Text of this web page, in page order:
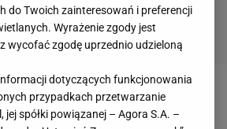
do Twoich zainteresowań i preferencji
Wyrażenie zgody jest
wycofać zgodę uprzednio udzieloną
dotyczących funkcjonowania
przypadkach przetwarzanie
spółki powiązanej – Agora S.A. –